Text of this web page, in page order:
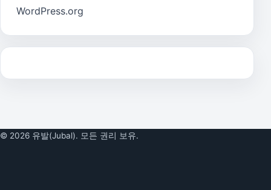
WordPress.org
© 2026 유발(Jubal). 모든 권리 보유.